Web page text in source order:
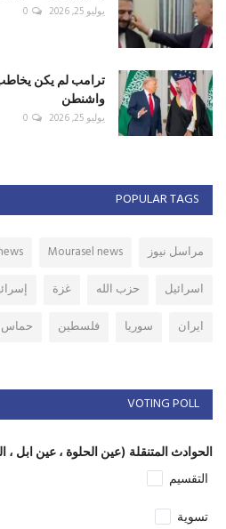
يوليو 25, 2026 0
ترامب لم يكن
واشنطن
يوليو 25, 2026 0
POPULAR TAGS
مراسل نيوز Mourasel news
اسرائيل
حزب الله غزة
ايران
سوريا فلسطين حماس
VOTING POLL
الحوادث المتنقلة (عين الحلوة ، عين ابل ،
التقسيم
تسوية